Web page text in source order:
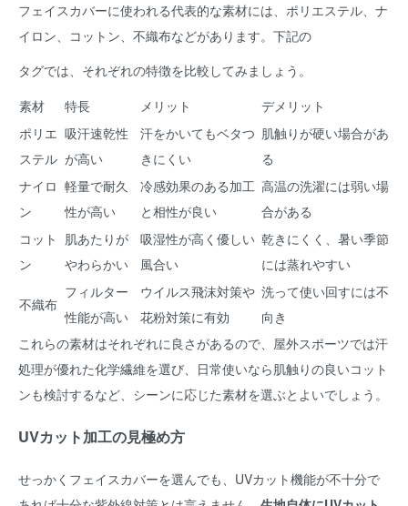
フェイスカバーに使われる代表的な素材には、ポリエステル、ナ
イロン、コットン、不織布などがあります。下記の
タグでは、それぞれの特徴を比較してみましょう。
素材
特長 メリット
デメリット
ポリエ
ステル
吸汗速乾性
が高い
汗をかいてもベタつ
きにくい
肌触りが硬い場合があ
る
ナイロ
ン
軽量で耐久
性が高い
冷感効果のある加工
と相性が良い
高温の洗濯には弱い場
合がある
コット
ン
肌あたりが
やわらかい
吸湿性が高く優しい
風合い
乾きにくく、暑い季節
には蒸れやすい
不織布
フィルター
性能が高い
ウイルス飛沫対策や
花粉対策に有効
洗って使い回すには不
向き
これらの素材はそれぞれに良さがあるので、屋外スポーツでは汗
処理が優れた化学繊維を選び、日常使いなら肌触りの良いコット
ンも検討するなど、シーンに応じた素材を選ぶとよいでしょう。
UVカット加工の見極め方
せっかくフェイスカバーを選んでも、UVカット機能が不十分で